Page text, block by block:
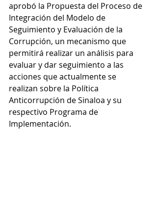
aprobó la Propuesta del Proceso de
Integración del Modelo de
Seguimiento y Evaluación de la
Corrupción, un mecanismo que
permitirá realizar un análisis para
evaluar y dar seguimiento a las
acciones que actualmente se
realizan sobre la Política
Anticorrupción de Sinaloa y su
respectivo Programa de
Implementación.